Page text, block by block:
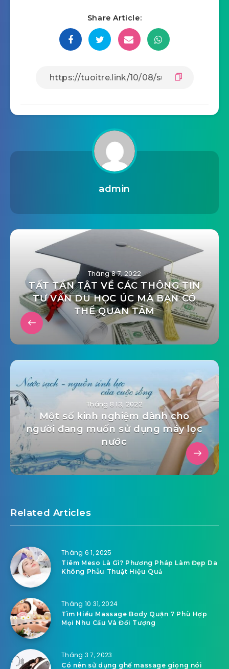
Share Article:
admin
Tháng 8 7, 2022
TẤT TẦN TẬT VỀ CÁC THÔNG TIN
TƯ VẤN DU HỌC ÚC MÀ BẠN CÓ
THỂ QUAN TÂM
Tháng 8 13, 2022
Một số kinh nghiệm dành cho
người đang muốn sử dụng máy lọc
nước
Related Articles
Tháng 6 1, 2025
Tiêm Meso Là Gì? Phương Pháp Làm Đẹp Da
Không Phẫu Thuật Hiệu Quả
Tháng 10 31, 2024
Tìm Hiểu Massage Body Quận 7 Phù Hợp
Mọi Nhu Cầu Và Đối Tượng
Tháng 3 7, 2023
Có nên sử dụng ghế massage giọng nói